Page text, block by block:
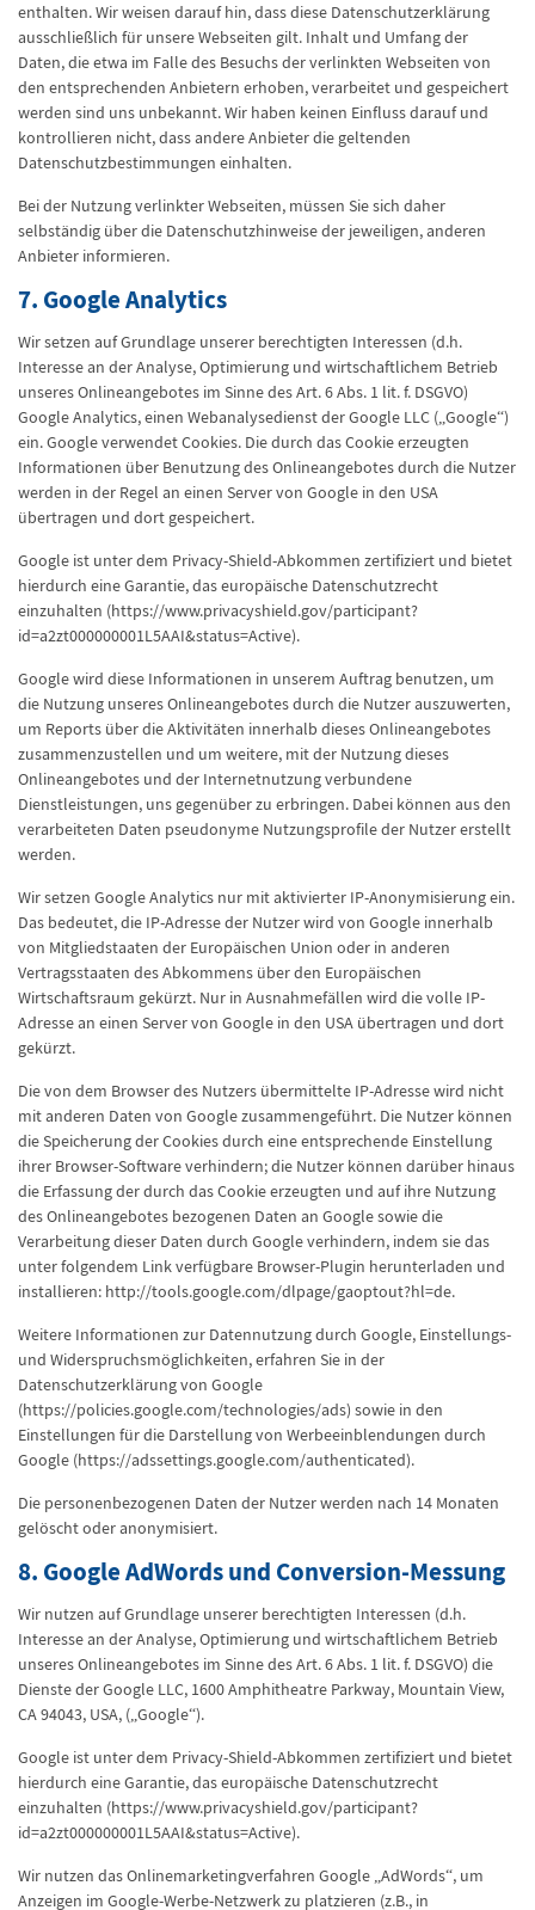
enthalten. Wir weisen darauf hin, dass diese Datenschutzerklärung
ausschließlich für unsere Webseiten gilt. Inhalt und Umfang der
Daten, die etwa im Falle des Besuchs der verlinkten Webseiten von
den entsprechenden Anbietern erhoben, verarbeitet und gespeichert
werden sind uns unbekannt. Wir haben keinen Einfluss darauf und
kontrollieren nicht, dass andere Anbieter die geltenden
Datenschutzbestimmungen einhalten.
Bei der Nutzung verlinkter Webseiten, müssen Sie sich daher
selbständig über die Datenschutzhinweise der jeweiligen, anderen
Anbieter informieren.
7. Google Analytics
Wir setzen auf Grundlage unserer berechtigten Interessen (d.h.
Interesse an der Analyse, Optimierung und wirtschaftlichem Betrieb
unseres Onlineangebotes im Sinne des Art. 6 Abs. 1 lit. f. DSGVO)
Google Analytics, einen Webanalysedienst der Google LLC („Google“)
ein. Google verwendet Cookies. Die durch das Cookie erzeugten
Informationen über Benutzung des Onlineangebotes durch die Nutzer
werden in der Regel an einen Server von Google in den USA
übertragen und dort gespeichert.
Google ist unter dem Privacy-Shield-Abkommen zertifiziert und bietet
hierdurch eine Garantie, das europäische Datenschutzrecht
einzuhalten (https://www.privacyshield.gov/participant?
id=a2zt000000001L5AAI&status=Active).
Google wird diese Informationen in unserem Auftrag benutzen, um
die Nutzung unseres Onlineangebotes durch die Nutzer auszuwerten,
um Reports über die Aktivitäten innerhalb dieses Onlineangebotes
zusammenzustellen und um weitere, mit der Nutzung dieses
Onlineangebotes und der Internetnutzung verbundene
Dienstleistungen, uns gegenüber zu erbringen. Dabei können aus den
verarbeiteten Daten pseudonyme Nutzungsprofile der Nutzer erstellt
werden.
Wir setzen Google Analytics nur mit aktivierter IP-Anonymisierung ein.
Das bedeutet, die IP-Adresse der Nutzer wird von Google innerhalb
von Mitgliedstaaten der Europäischen Union oder in anderen
Vertragsstaaten des Abkommens über den Europäischen
Wirtschaftsraum gekürzt. Nur in Ausnahmefällen wird die volle IP-
Adresse an einen Server von Google in den USA übertragen und dort
gekürzt.
Die von dem Browser des Nutzers übermittelte IP-Adresse wird nicht
mit anderen Daten von Google zusammengeführt. Die Nutzer können
die Speicherung der Cookies durch eine entsprechende Einstellung
ihrer Browser-Software verhindern; die Nutzer können darüber hinaus
die Erfassung der durch das Cookie erzeugten und auf ihre Nutzung
des Onlineangebotes bezogenen Daten an Google sowie die
Verarbeitung dieser Daten durch Google verhindern, indem sie das
unter folgendem Link verfügbare Browser-Plugin herunterladen und
installieren: http://tools.google.com/dlpage/gaoptout?hl=de.
Weitere Informationen zur Datennutzung durch Google, Einstellungs-
und Widerspruchsmöglichkeiten, erfahren Sie in der
Datenschutzerklärung von Google
(https://policies.google.com/technologies/ads) sowie in den
Einstellungen für die Darstellung von Werbeeinblendungen durch
Google (https://adssettings.google.com/authenticated).
Die personenbezogenen Daten der Nutzer werden nach 14 Monaten
gelöscht oder anonymisiert.
8. Google AdWords und Conversion-Messung
Wir nutzen auf Grundlage unserer berechtigten Interessen (d.h.
Interesse an der Analyse, Optimierung und wirtschaftlichem Betrieb
unseres Onlineangebotes im Sinne des Art. 6 Abs. 1 lit. f. DSGVO) die
Dienste der Google LLC, 1600 Amphitheatre Parkway, Mountain View,
CA 94043, USA, („Google“).
Google ist unter dem Privacy-Shield-Abkommen zertifiziert und bietet
hierdurch eine Garantie, das europäische Datenschutzrecht
einzuhalten (https://www.privacyshield.gov/participant?
id=a2zt000000001L5AAI&status=Active).
Wir nutzen das Onlinemarketingverfahren Google „AdWords“, um
Anzeigen im Google-Werbe-Netzwerk zu platzieren (z.B., in